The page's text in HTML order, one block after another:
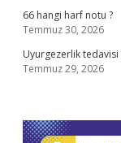
66 hangi harf notu ?
Temmuz 30, 2026
Uyurgezerlik
Temmuz 29, 2026